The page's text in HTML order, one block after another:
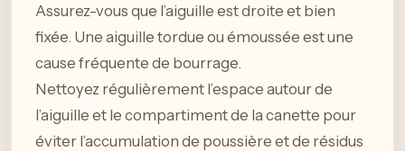
Assurez-vous que l’aiguille est droite et bien
fixée. Une aiguille tordue ou émoussée est une
cause fréquente de bourrage.
Nettoyez régulièrement l’espace autour de
l’aiguille et le compartiment de la canette pour
éviter l’accumulation de poussière et de résidus